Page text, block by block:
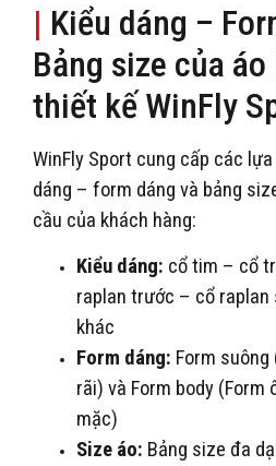
| Kiểu dáng –
Bảng size của
thiết kế WinFly
WinFly Sport cung cấp các
dáng – form dáng và bảng
cầu của khách hàng:
Kiểu dáng: cổ tim – cổ
raplan trước – cổ raplan
khác
Form dáng: Form
rãi) và Form body (Form
mặc)
Size áo: Bảng size đa